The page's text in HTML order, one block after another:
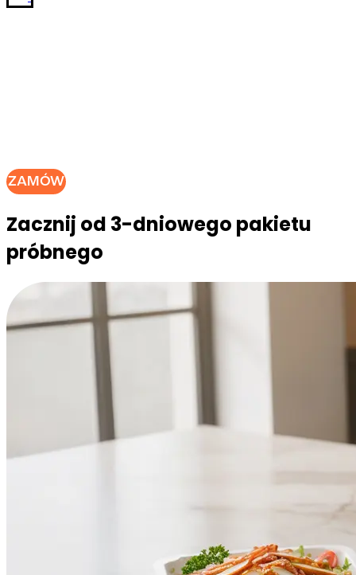
ZAMÓW
Zacznij od 3-dniowego pakietu
próbnego